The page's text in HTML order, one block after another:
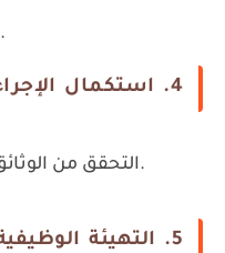
الشهادات المهنية إن وجدت.
4. استكمال الإجراءات الإدارية
التحقق من الوثائق واستكمال متطلبات التوظيف.
5. التهيئة الوظيفية